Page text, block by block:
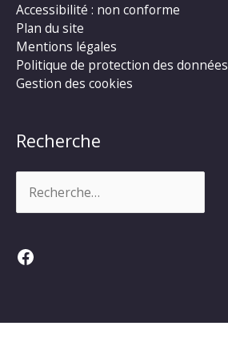
Accessibilité : non conforme
Plan du site
Mentions légales
Politique de protection des données
Gestion des cookies
Recherche
Facebook